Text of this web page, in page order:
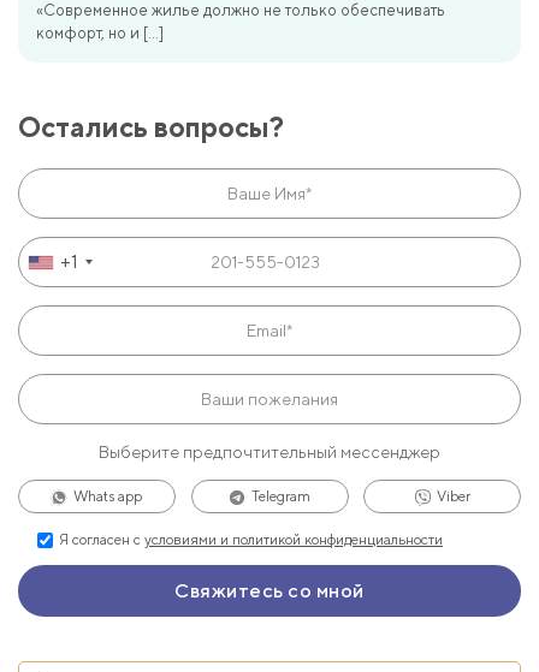
«Современное жилье должно не только обеспечивать
комфорт, но и […]
Остались вопросы?
+1
Выберите предпочтительный мессенджер
Whats app Telegram Viber
Я согласен с условиями и политикой конфиденциальности